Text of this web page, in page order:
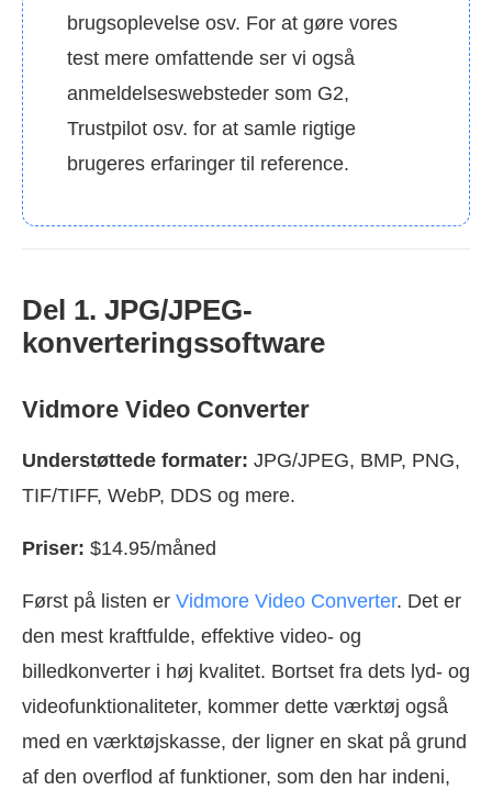
brugsoplevelse osv. For at gøre vores
test mere omfattende ser vi også
anmeldelseswebsteder som G2,
Trustpilot osv. for at samle rigtige
brugeres erfaringer til reference.
Del 1. JPG/JPEG-
konverteringssoftware
Vidmore Video Converter
Understøttede formater: JPG/JPEG, BMP, PNG,
TIF/TIFF, WebP, DDS og mere.
Priser: $14.95/måned
Først på listen er Vidmore Video Converter. Det er
den mest kraftfulde, effektive video- og
billedkonverter i høj kvalitet. Bortset fra dets lyd- og
videofunktionaliteter, kommer dette værktøj også
med en værktøjskasse, der ligner en skat på grund
af den overflod af funktioner, som den har indeni,